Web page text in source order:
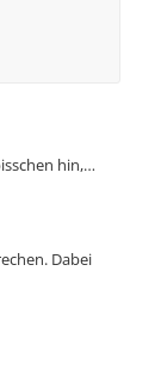
hin,…
Dabei